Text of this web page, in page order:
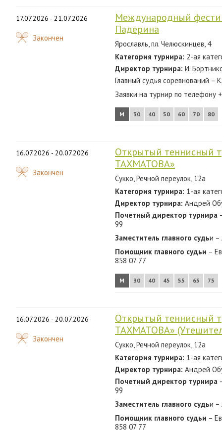
2009
2008
17.07.2026 - 21.07.2026
Закончен
Международный
Падерина
Ярославль, пл. Челюскинцев, 4
Категория турнира: 2-ая
Директор турнира: И.
Главный судья соревнований –
Заявки на турнир по телефону
М 30 40 50 60 70 80
16.07.2026 - 20.07.2026
Закончен
Открытый теннисный
ТАХМАТОВА»
Сукко, Речной переулок, 12а
Категория турнира: 1-ая
Директор турнира: Андрей
Почетный директор турнира
99
Заместитель главного судьи –
Помощник главного судьи –
858 07 77
М 30 40 45 55 65 75
16.07.2026 - 20.07.2026
Закончен
Открытый теннисный
ТАХМАТОВА»
Сукко, Речной переулок, 12а
Категория турнира: 1-ая
Директор турнира: Андрей
Почетный директор турнира
99
Заместитель главного судьи –
Помощник главного судьи –
858 07 77